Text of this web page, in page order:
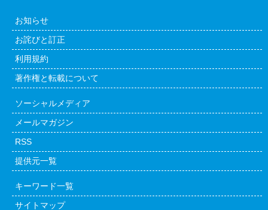
お知らせ
お詫びと訂正
利用規約
著作権と転載について
ソーシャルメディア
メールマガジン
RSS
提供元一覧
キーワード一覧
サイトマップ